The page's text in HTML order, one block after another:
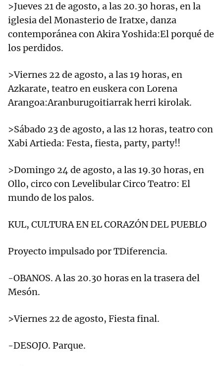
>Jueves 21 de agosto, a las 20.30 horas, en la
iglesia del Monasterio de Iratxe, danza
contemporánea con Akira Yoshida:El porqué de
los perdidos.
>Viernes 22 de agosto, a las 19 horas, en
Azkarate, teatro en euskera con Lorena
Arangoa:Aranburugoitiarrak herri kirolak.
>Sábado 23 de agosto, a las 12 horas, teatro con
Xabi Artieda: Festa, fiesta, party, party!!
>Domingo 24 de agosto, a las 19.30 horas, en
Ollo, circo con Levelibular Circo Teatro: El
mundo de los palos.
KUL, CULTURA EN EL CORAZÓN DEL PUEBLO
Proyecto impulsado por TDiferencia.
-OBANOS. A las 20.30 horas en la trasera del
Mesón.
>Viernes 22 de agosto, Fiesta final.
-DESOJO. Parque.